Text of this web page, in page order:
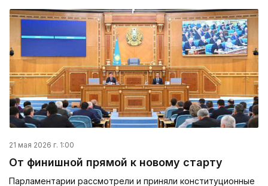
21 мая 2026 г. 1:00
От финишной прямой к новому старту
Парламентарии рассмот­рели и приняли конс­титуционные